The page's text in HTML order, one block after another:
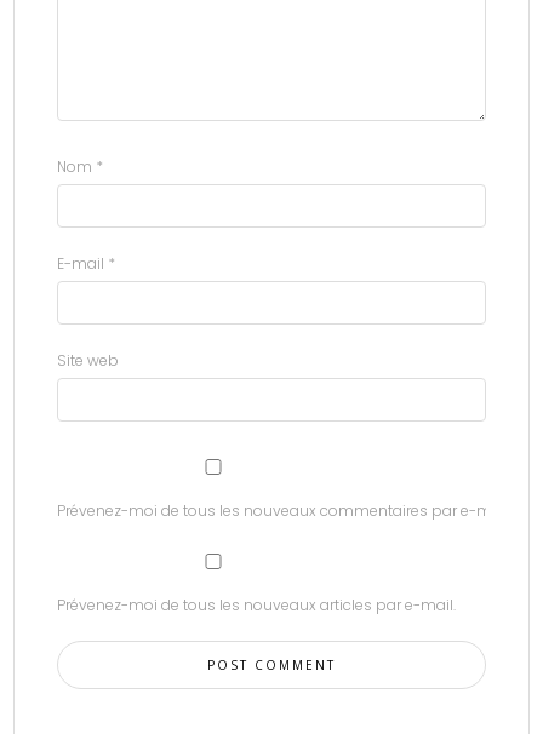
Nom *
E-mail *
Site web
Prévenez-moi de tous les nouveaux commentaires par e-mail.
Prévenez-moi de tous les nouveaux articles par e-mail.